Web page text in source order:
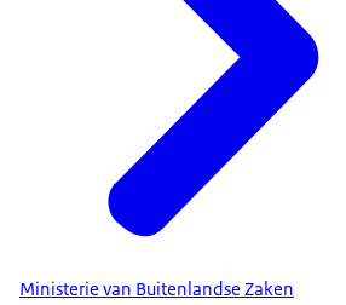
Ministerie van Buitenlandse Zaken